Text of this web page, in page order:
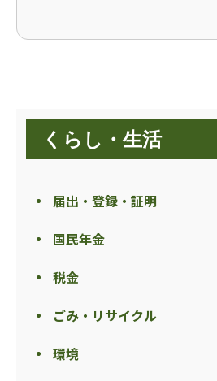
くらし・生活
届出・登録・証明
国民年金
税金
ごみ・リサイクル
環境